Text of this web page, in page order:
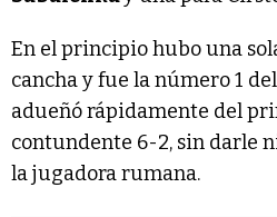
En el principio hubo una
cancha y fue la número 1
adueñó rápidamente del
contundente 6-2, sin darle
la jugadora rumana.